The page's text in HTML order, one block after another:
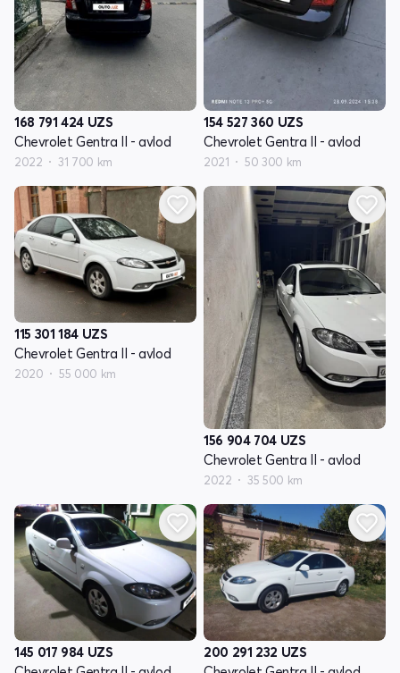
168 791 424 UZS
Chevrolet Gentra II - avlod
2022 31 700 km
154 527 360 UZS
Chevrolet Gentra II - avlod
2021 50 300 km
115 301 184 UZS
Chevrolet Gentra II - avlod
2020 55 000 km
156 904 704 UZS
Chevrolet Gentra II - avlod
2022 35 500 km
145 017 984 UZS
200 291 232 UZS